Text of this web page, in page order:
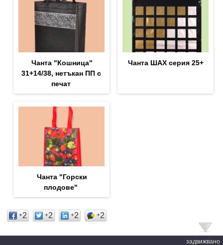
Чанта "Кошница"
31+14/38, нетъкан ПП с
печат
Чанта ШАХ серия 25+
Чанта "Горски
плодове"
+2 +2 +2 +2
задвижвано